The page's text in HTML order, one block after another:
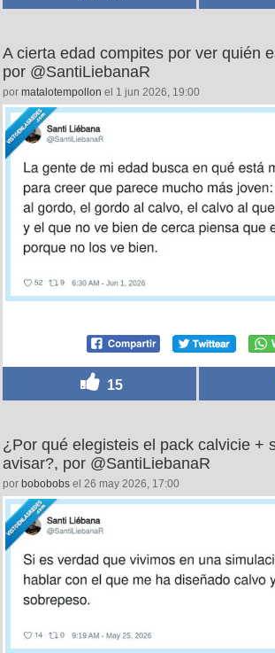
A cierta edad compites por ver quién
por @SantiLiebanaR
por matalotempollon el 1 jun 2026, 19:00
15
¿Por qué elegisteis el pack calvicie +
avisar?, por @SantiLiebanaR
por bobobobs el 26 may 2026, 17:00